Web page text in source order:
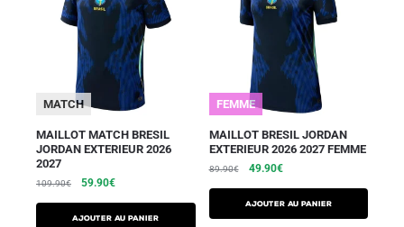
MATCH
MAILLOT MATCH BRESIL
JORDAN EXTERIEUR 2026
2027
109.90€ 59.90€
AJOUTER AU PANIER
FEMME
MAILLOT BRESIL JORDAN
EXTERIEUR 2026 2027 FEMME
89.90€ 49.90€
AJOUTER AU PANIER